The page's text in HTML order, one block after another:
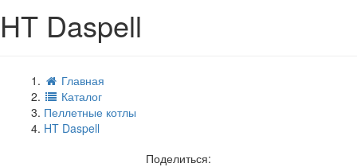
HT Daspell
Главная
Каталог
Пеллетные котлы
HT Daspell
Поделиться: